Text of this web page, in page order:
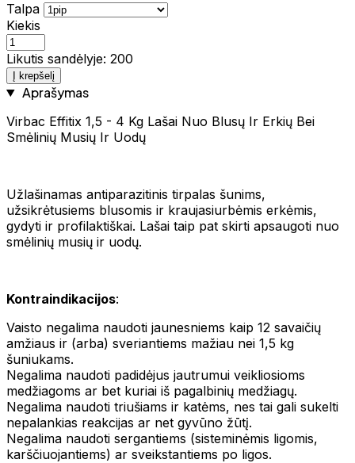
Talpa
Kiekis
Likutis sandėlyje: 200
Į krepšelį
Aprašymas
Virbac Effitix 1,5 - 4 Kg Lašai Nuo Blusų Ir Erkių Bei
Smėlinių Musių Ir Uodų
Užlašinamas antiparazitinis tirpalas šunims,
užsikrėtusiems blusomis ir kraujasiurbėmis erkėmis,
gydyti ir profilaktiškai. Lašai taip pat skirti apsaugoti nuo
smėlinių musių ir uodų.
Kontraindikacijos:
Vaisto negalima naudoti jaunesniems kaip 12 savaičių
amžiaus ir (arba) sveriantiems mažiau nei 1,5 kg
šuniukams.
Negalima naudoti padidėjus jautrumui veikliosioms
medžiagoms ar bet kuriai iš pagalbinių medžiagų.
Negalima naudoti triušiams ir katėms, nes tai gali sukelti
nepalankias reakcijas ar net gyvūno žūtį.
Negalima naudoti sergantiems (sisteminėmis ligomis,
karščiuojantiems) ar sveikstantiems po ligos.